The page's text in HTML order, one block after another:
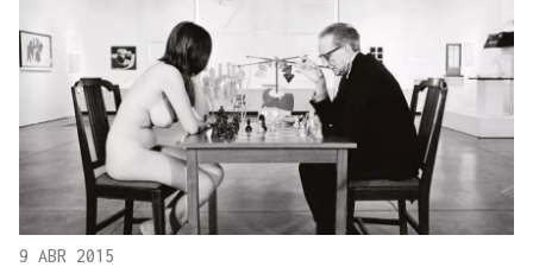
9 ABR 2015